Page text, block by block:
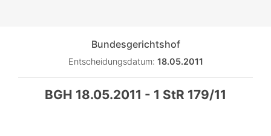
Bundesgerichtshof
Entscheidungsdatum: 18.05.2011
BGH 18.05.2011 - 1 StR 179/11